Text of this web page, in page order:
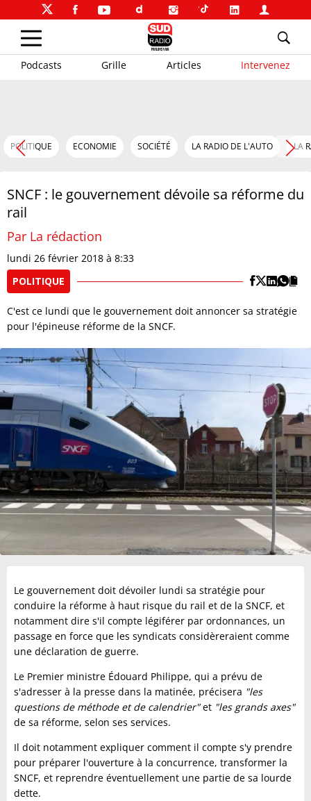
Podcasts Grille Articles Intervenez
POLITIQUE ECONOMIE SOCIÉTÉ LA RADIO DE L'AUTO LA
SNCF : le gouvernement dévoile sa réforme du
rail
Par La rédaction
lundi 26 février 2018 à 8:33
POLITIQUE
C'est ce lundi que le gouvernement doit annoncer sa stratégie
pour l'épineuse réforme de la SNCF.
Le gouvernement doit dévoiler lundi sa stratégie pour
conduire la réforme à haut risque du rail et de la SNCF, et
notamment dire s'il compte légiférer par ordonnances, un
passage en force que les syndicats considèreraient comme
une déclaration de guerre.
Le Premier ministre Édouard Philippe, qui a prévu de
s'adresser à la presse dans la matinée, précisera "les
questions de méthode et de calendrier"et "les grands axes"
de sa réforme, selon ses services.
Il doit notamment expliquer comment il compte s'y prendre
pour préparer l'ouverture à la concurrence, transformer la
SNCF, et reprendre éventuellement une partie de sa lourde
dette.